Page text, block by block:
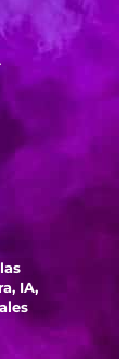
IA,